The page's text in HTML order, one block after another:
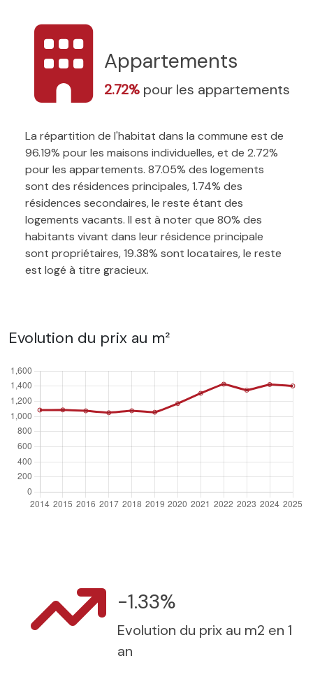
Appartements
2.72% pour les appartements
La répartition de l'habitat dans la commune est de
96.19% pour les maisons individuelles, et de 2.72%
pour les appartements. 87.05% des logements
sont des résidences principales, 1.74% des
résidences secondaires, le reste étant des
logements vacants. Il est à noter que 80% des
habitants vivant dans leur résidence principale
sont propriétaires, 19.38% sont locataires, le reste
est logé à titre gracieux.
Evolution du prix au m²
-1.33%
Evolution du prix au m2 en 1
an